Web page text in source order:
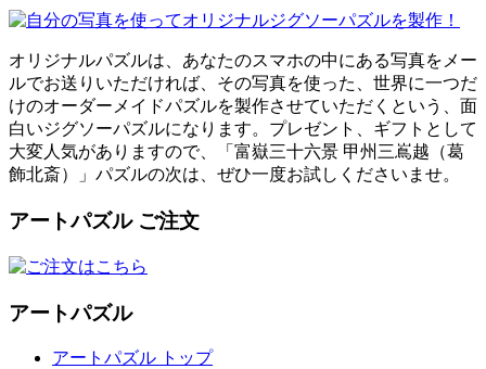
オリジナルパズルは、あなたのスマホの中にある写真をメー
ルでお送りいただければ、その写真を使った、世界に一つだ
けのオーダーメイドパズルを製作させていただくという、面
白いジグソーパズルになります。プレゼント、ギフトとして
大変人気がありますので、「富嶽三十六景 甲州三嶌越（葛
飾北斎）」パズルの次は、ぜひ一度お試しくださいませ。
アートパズル ご注文
アートパズル
アートパズル トップ